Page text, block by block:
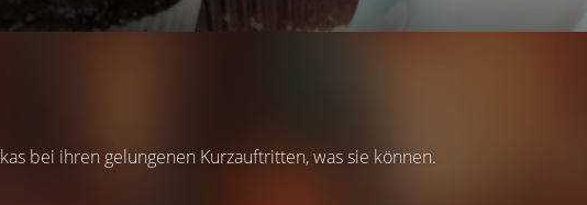
bei ihren gelungenen Kurzauftritten, was sie können.